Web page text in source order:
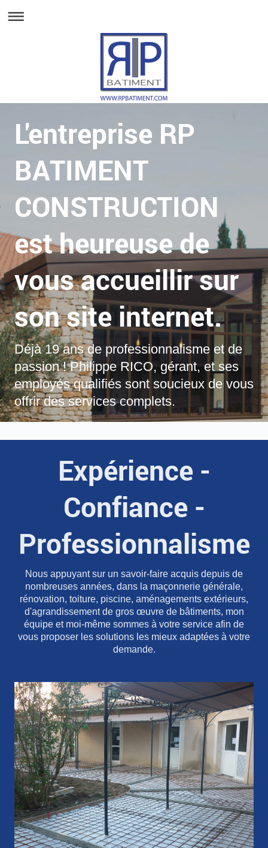
L'entreprise RP
BATIMENT
CONSTRUCTION
est heureuse de
vous accueillir sur
son site internet.
Déjà 19ans de professionnalisme et de
passion ! Philippe RICO, gérant, et ses
employés qualifiés sont soucieux de vous
offrir des services complets.
Expérience -
Confiance -
Professionnalisme
Nous appuyant sur un savoir-faire acquis depuis de
nombreuses années, dans la maçonnerie générale,
rénovation, toiture, piscine, aménagements extérieurs,
d'agrandissement de gros œuvre de bâtiments, mon
équipe et moi-même sommes à votre service afin de
vous proposer les solutions les mieux adaptées à votre
demande.